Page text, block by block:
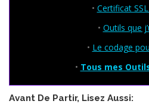
• Certificat
• Outils que
• Le codage
• Tous mes
Avant De Partir, Lisez Aussi: